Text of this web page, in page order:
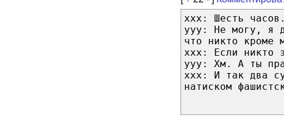
хxх: Шесть
yyy: Не могу, я
что никто кроме
хxх: Если никто
yyy: Хм. А ты
хxх: И так два
натиском